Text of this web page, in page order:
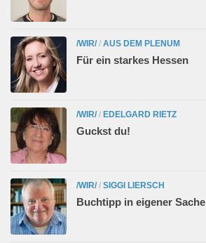
/WIR/ / AUS DEM PLENUM
Für ein starkes Hessen
/WIR/ / EDELGARD RIETZ
Guckst du!
/WIR/ / SIGGI LIERSCH
Buchtipp in eigener Sache